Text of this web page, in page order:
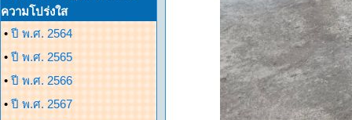
ความโปร่งใส
• ปี พ.ศ. 2564
• ปี พ.ศ. 2565
• ปี พ.ศ. 2566
• ปี พ.ศ. 2567